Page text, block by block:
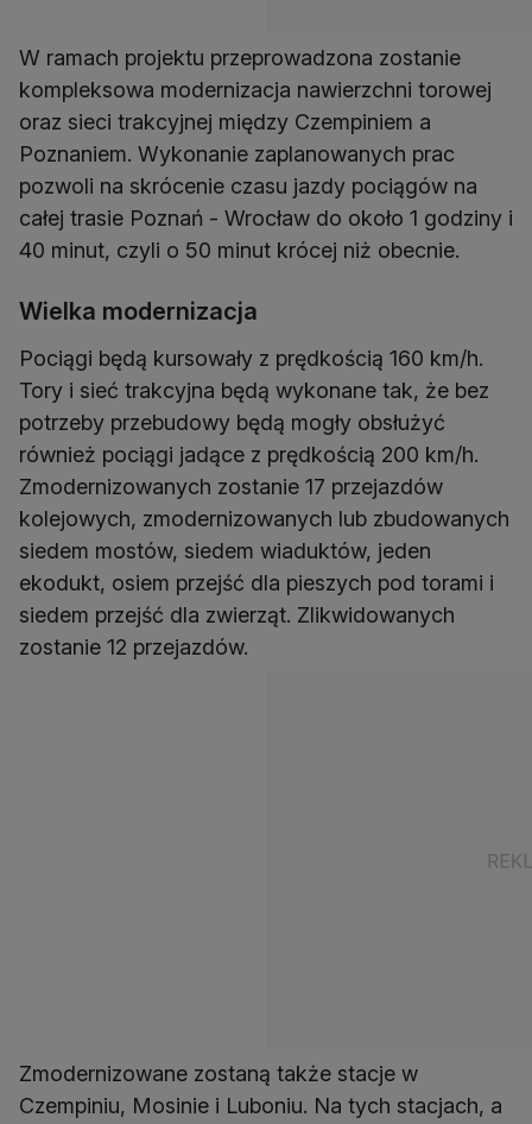
W ramach projektu przeprowadzona zostanie
kompleksowa modernizacja nawierzchni torowej
oraz sieci trakcyjnej między Czempiniem a
Poznaniem. Wykonanie zaplanowanych prac
pozwoli na skrócenie czasu jazdy pociągów na
całej trasie Poznań - Wrocław do około 1 godziny i
40 minut, czyli o 50 minut krócej niż obecnie.
Wielka modernizacja
Pociągi będą kursowały z prędkością 160 km/h.
Tory i sieć trakcyjna będą wykonane tak, że bez
potrzeby przebudowy będą mogły obsłużyć
również pociągi jadące z prędkością 200 km/h.
Zmodernizowanych zostanie 17 przejazdów
kolejowych, zmodernizowanych lub zbudowanych
siedem mostów, siedem wiaduktów, jeden
ekodukt, osiem przejść dla pieszych pod torami i
siedem przejść dla zwierząt. Zlikwidowanych
zostanie 12 przejazdów.
Zmodernizowane zostaną także stacje w
Czempiniu, Mosinie i Luboniu. Na tych stacjach, a